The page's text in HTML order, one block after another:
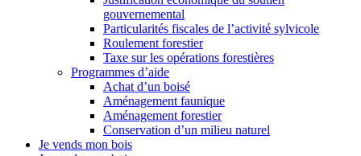
gouvernemental
Particularités fiscales de l’activité sylvicole
Roulement forestier
Taxe sur les opérations forestières
Programmes d’aide
Achat d’un boisé
Aménagement faunique
Aménagement forestier
Conservation d’un milieu naturel
Je vends mon bois